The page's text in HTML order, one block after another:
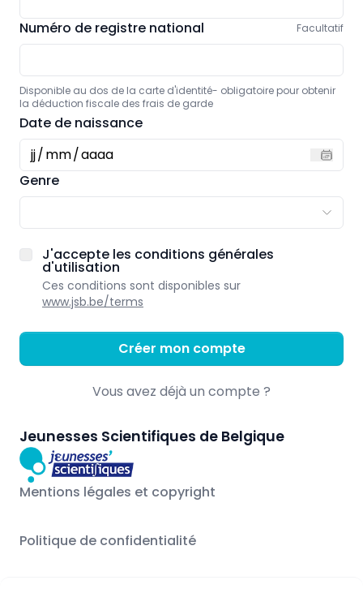
Numéro de registre national Facultatif
Disponible au dos de la carte d'identité- obligatoire pour obtenir
la déduction fiscale des frais de garde
Date de naissance
jj/mm/aaaa
Genre
J'accepte les conditions générales
d'utilisation
Ces conditions sont disponibles sur
www.jsb.be/terms
Créer mon compte
Vous avez déjà un compte ?
Jeunesses Scientifiques de Belgique
Mentions légales et copyright
Politique de confidentialité